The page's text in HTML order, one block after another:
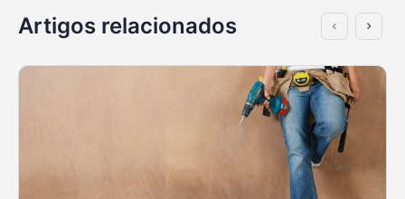
Artigos relacionados